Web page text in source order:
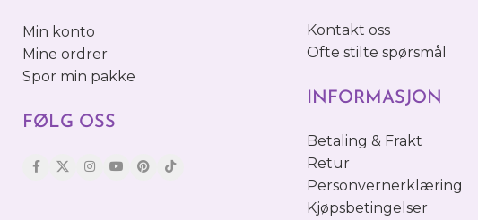
Min konto
Mine ordrer
Spor min pakke
FØLG OSS
Kontakt oss
Ofte stilte spørsmål
INFORMASJON
Betaling & Frakt
Retur
Personvernerklæring
Kjøpsbetingelser